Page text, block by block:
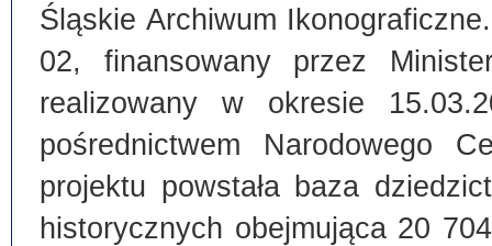
Śląskie Archiwum
02, finansowany przez
realizowany w okresie
pośrednictwem Narodowego
projektu powstała baza
historycznych obejmująca 20